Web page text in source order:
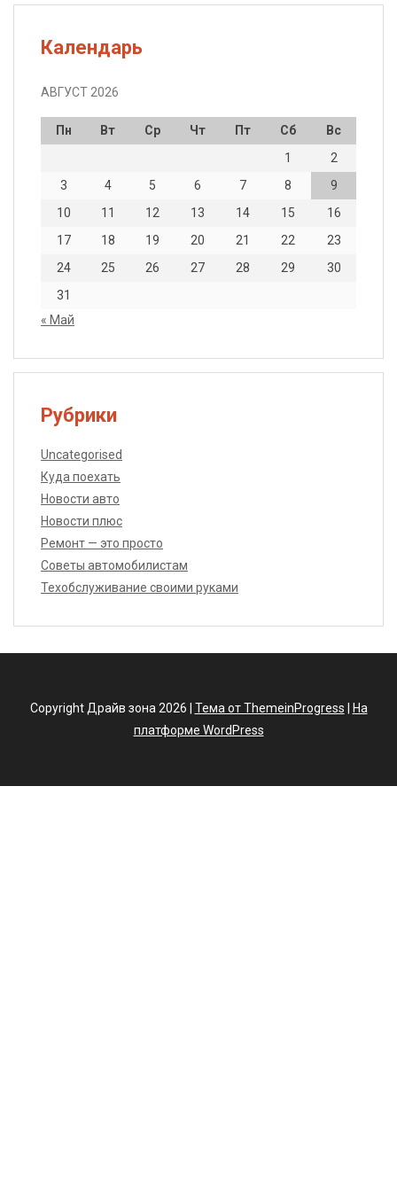
Календарь
АВГУСТ 2026
Пн Вт Ср Чт Пт Сб
Вс
1
2
3
4 5 6 7 8
9
10
11 12 13 14 15
16
17
18 19 20 21 22
23
24
25 26 27 28 29
30
31
« Май
Рубрики
Uncategorised
Куда поехать
Новости авто
Новости плюс
Ремонт — это просто
Советы автомобилистам
Техобслуживание своими руками
Copyright Драйв зона 2026 | Тема от ThemeinProgress
На
платформе WordPress